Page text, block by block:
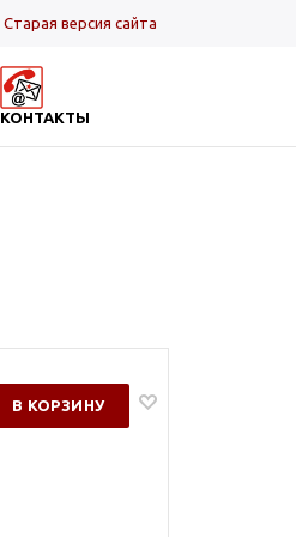
Cтарая версия сайта
КОНТАКТЫ
В КОРЗИНУ